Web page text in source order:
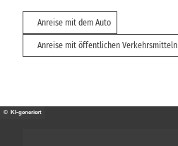
Anreise mit dem Auto
Anreise mit öffentlichen Verkehrsmitteln
© KI-generiert